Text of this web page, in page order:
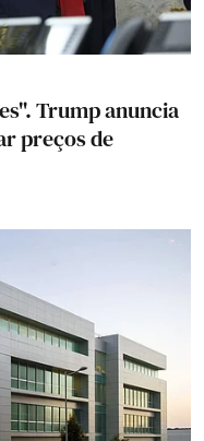
Trump anuncia
preços de